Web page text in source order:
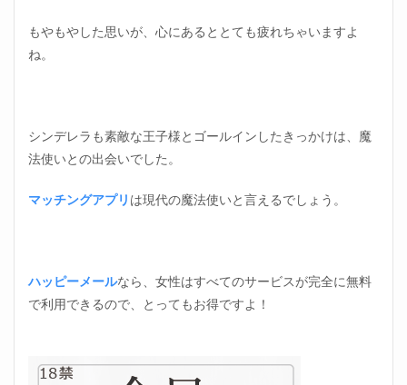
もやもやした思いが、心にあるととても疲れちゃいますよ
ね。
シンデレラも素敵な王子様とゴールインしたきっかけは、魔
法使いとの出会いでした。
マッチングアプリ は現代の魔法使いと言えるでしょう。
ハッピーメールなら、女性はすべてのサービスが完全に無料
で利用できるので、とってもお得ですよ！